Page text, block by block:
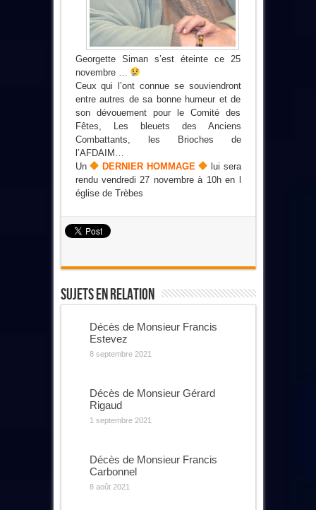
Georgette Siman s’est éteinte ce 25
novembre …
Ceux qui l’ont connue se souviendront
entre autres de sa bonne humeur et de
son dévouement pour le Comité des
Fêtes, Les bleuets des Anciens
Combattants, les Brioches de
l’AFDAIM…
Un
DERNIER HOMMAGE
lui sera
rendu vendredi 27 novembre à 10h en l
église de Trèbes
Sujets En Relation
Décès de Monsieur Francis
Estevez
8 septembre 2021
Décès de Monsieur Gérard
Rigaud
1 septembre 2021
Décès de Monsieur Francis
Carbonnel
8 août 2021